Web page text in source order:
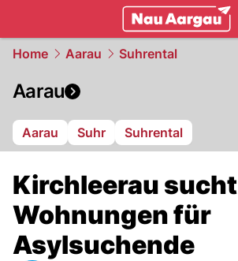
Home Aarau Suhrental
Aarau
Aarau Suhr Suhrental
Kirchleerau sucht
Wohnungen für
Asylsuchende